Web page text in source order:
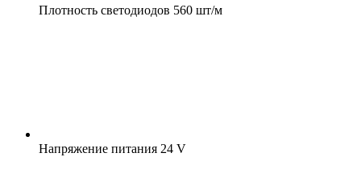
Плотность светодиодов 560 шт/м
Напряжение питания 24 V